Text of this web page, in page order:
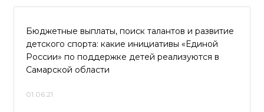
Бюджетные выплаты, поиск талантов и развитие
детского спорта: какие инициативы «Единой
России» по поддержке детей реализуются в
Самарской области
01.06.21